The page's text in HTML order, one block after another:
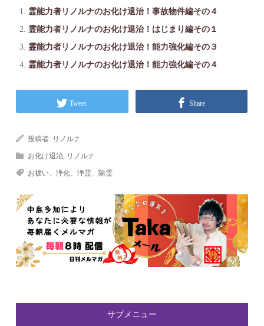
霊能力者リノルナのお化け退治！事故物件編その４
霊能力者リノルナのお化け退治！はじまり編その１
霊能力者リノルナのお化け退治！能力強化編その３
霊能力者リノルナのお化け退治！能力強化編その４
Tweet Share
投稿者: リノルナ
お化け退治 リノルナ
お祓い、浄化、浄霊、除霊
サブメニュー